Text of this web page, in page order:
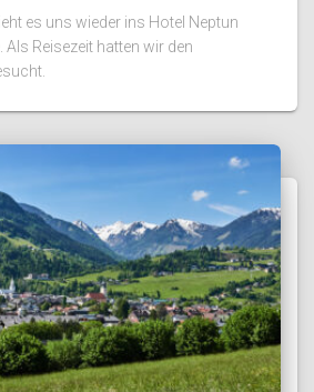
es uns wieder ins Hotel Neptun
Reisezeit hatten wir den